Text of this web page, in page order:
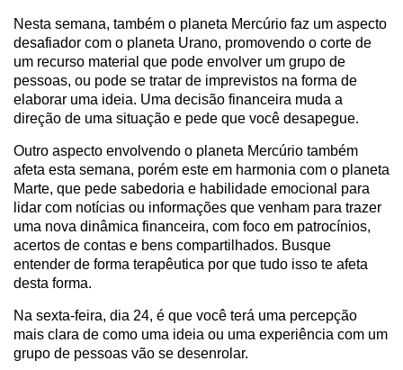
Nesta semana, também o planeta Mercúrio faz um aspecto
desafiador com o planeta Urano, promovendo o corte de
um recurso material que pode envolver um grupo de
pessoas, ou pode se tratar de imprevistos na forma de
elaborar uma ideia. Uma decisão financeira muda a
direção de uma situação e pede que você desapegue.
Outro aspecto envolvendo o planeta Mercúrio também
afeta esta semana, porém este em harmonia com o planeta
Marte, que pede sabedoria e habilidade emocional para
lidar com notícias ou informações que venham para trazer
uma nova dinâmica financeira, com foco em patrocínios,
acertos de contas e bens compartilhados. Busque
entender de forma terapêutica por que tudo isso te afeta
desta forma.
Na sexta-feira, dia 24, é que você terá uma percepção
mais clara de como uma ideia ou uma experiência com um
grupo de pessoas vão se desenrolar.